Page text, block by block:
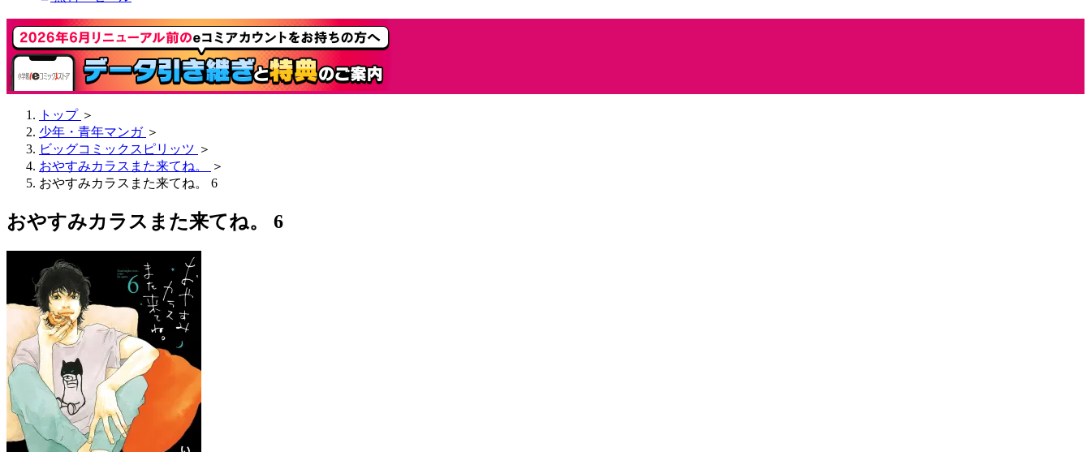
トップ ＞
少年・青年マンガ ＞
ビッグコミックスピリッツ ＞
おやすみカラスまた来てね。
＞
おやすみカラスまた来てね。 6
おやすみカラスまた来てね。 6